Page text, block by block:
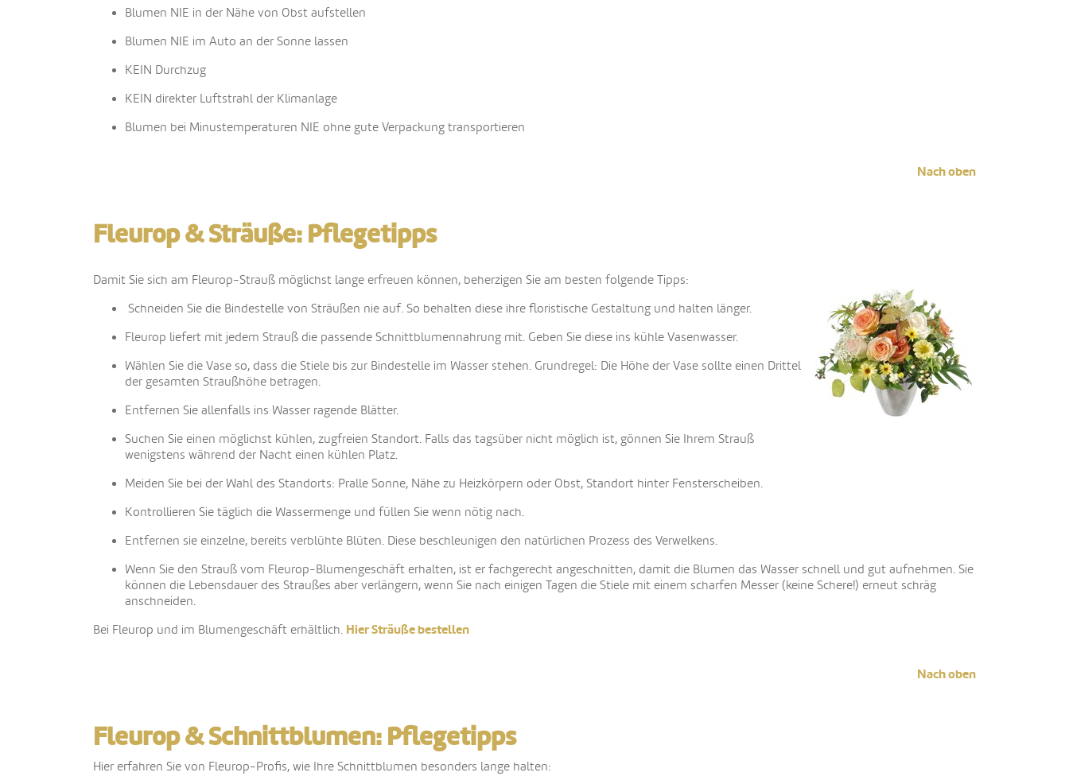
Blumen NIE in der Nähe von Obst aufstellen
Blumen NIE im Auto an der Sonne lassen
KEIN Durchzug
KEIN direkter Luftstrahl der Klimanlage
Blumen bei Minustemperaturen NIE ohne gute Verpackung transportieren
Nach oben
Fleurop & Sträuße: Pflegetipps
Damit Sie sich am Fleurop-Strauß möglichst lange erfreuen können, beherzigen Sie am besten folgende Tipps:
Schneiden Sie die Bindestelle von Sträußen nie auf. So behalten diese ihre floristische Gestaltung und halten länger.
Fleurop liefert mit jedem Strauß die passende Schnittblumennahrung mit. Geben Sie diese ins kühle Vasenwasser.
Wählen Sie die Vase so, dass die Stiele bis zur Bindestelle im Wasser stehen. Grundregel: Die Höhe der Vase sollte einen Drittel
der gesamten Straußhöhe betragen.
Entfernen Sie allenfalls ins Wasser ragende Blätter.
Suchen Sie einen möglichst kühlen, zugfreien Standort. Falls das tagsüber nicht möglich ist, gönnen Sie Ihrem Strauß
wenigstens während der Nacht einen kühlen Platz.
Meiden Sie bei der Wahl des Standorts: Pralle Sonne, Nähe zu Heizkörpern oder Obst, Standort hinter Fensterscheiben.
Kontrollieren Sie täglich die Wassermenge und füllen Sie wenn nötig nach.
Entfernen sie einzelne, bereits verblühte Blüten. Diese beschleunigen den natürlichen Prozess des Verwelkens.
Wenn Sie den Strauß vom Fleurop-Blumengeschäft erhalten, ist er fachgerecht angeschnitten, damit die Blumen das Wasser schnell und gut aufnehmen. Sie
können die Lebensdauer des Straußes aber verlängern, wenn Sie nach einigen Tagen die Stiele mit einem scharfen Messer (keine Schere!) erneut schräg
anschneiden.
Bei Fleurop und im Blumengeschäft erhältlich. Hier Sträuße bestellen
Nach oben
Fleurop & Schnittblumen: Pflegetipps
Hier erfahren Sie von Fleurop-Profis, wie Ihre Schnittblumen besonders lange halten: